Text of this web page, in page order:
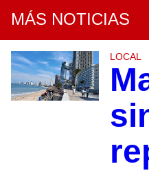
MÁS NOTICIAS
LOCAL